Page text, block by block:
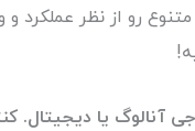
رو از نظر عملکرد و
یا دیجیتال.